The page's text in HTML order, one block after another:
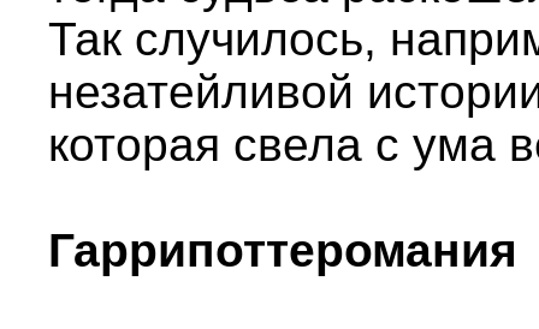
Так случилось,
незатейливой
которая свела с ума
Гаррипоттеромания